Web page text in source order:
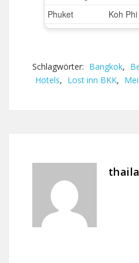
Schlagwörter: Bangkok,
Hotels, Lost inn BKK,